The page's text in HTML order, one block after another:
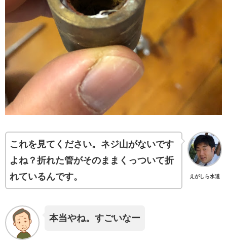
えがしら水道
これを見てください。ネジ山がないです
よね？折れた管がそのままくっついて折
れているんです。
本当やね。すごいなー